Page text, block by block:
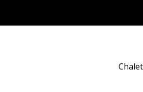
Chalet